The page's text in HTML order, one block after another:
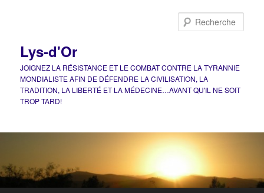
Lys-d'Or
JOIGNEZ LA RÉSISTANCE ET LE COMBAT CONTRE LA TYRANNIE
MONDIALISTE AFIN DE DÉFENDRE LA CIVILISATION, LA
TRADITION, LA LIBERTÉ ET LA MÉDECINE…AVANT QU'IL NE SOIT
TROP TARD!